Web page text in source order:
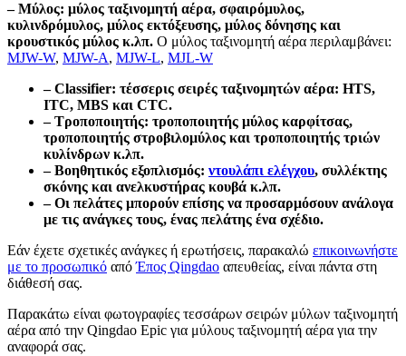
– Μύλος: μύλος ταξινομητή αέρα, σφαιρόμυλος,
κυλινδρόμυλος, μύλος εκτόξευσης, μύλος δόνησης και
κρουστικός μύλος κ.λπ. Ο μύλος ταξινομητή αέρα περιλαμβάνει:
MJW-W, MJW-A, MJW-L, MJL-W
– Classifier: τέσσερις σειρές ταξινομητών αέρα: HTS,
ITC, MBS και CTC.
– Τροποποιητής: τροποποιητής μύλος καρφίτσας,
τροποποιητής στροβιλομύλος και τροποποιητής τριών
κυλίνδρων κ.λπ.
– Βοηθητικός εξοπλισμός: ντουλάπι ελέγχου, συλλέκτης
σκόνης και ανελκυστήρας κουβά κ.λπ.
– Οι πελάτες μπορούν επίσης να προσαρμόσουν ανάλογα
με τις ανάγκες τους, ένας πελάτης ένα σχέδιο.
Εάν έχετε σχετικές ανάγκες ή ερωτήσεις, παρακαλώ επικοινωνήστε
με το προσωπικό απόΈπος Qingdao απευθείας, είναι πάντα στη
διάθεσή σας.
Παρακάτω είναι φωτογραφίες τεσσάρων σειρών μύλων ταξινομητή
αέρα από την Qingdao Epic για μύλους ταξινομητή αέρα για την
αναφορά σας.